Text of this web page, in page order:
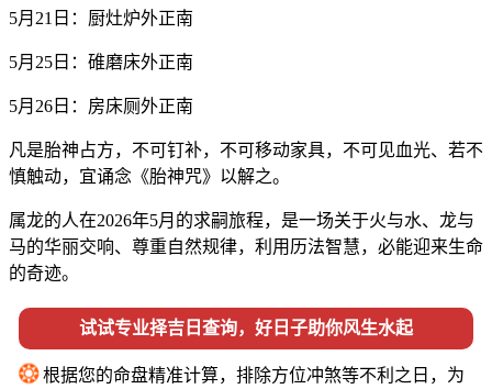
5月21日：厨灶炉外正南
5月25日：碓磨床外正南
5月26日：房床厕外正南
凡是胎神占方，不可钉补，不可移动家具，不可见血光、若不
慎触动，宜诵念《胎神咒》以解之。
属龙的人在2026年5月的求嗣旅程，是一场关于火与水、龙与
马的华丽交响、尊重自然规律，利用历法智慧，必能迎来生命
的奇迹。
试试专业择吉日查询，好日子助你风生水起
❂根据您的命盘精准计算，排除方位冲煞等不利之日，为